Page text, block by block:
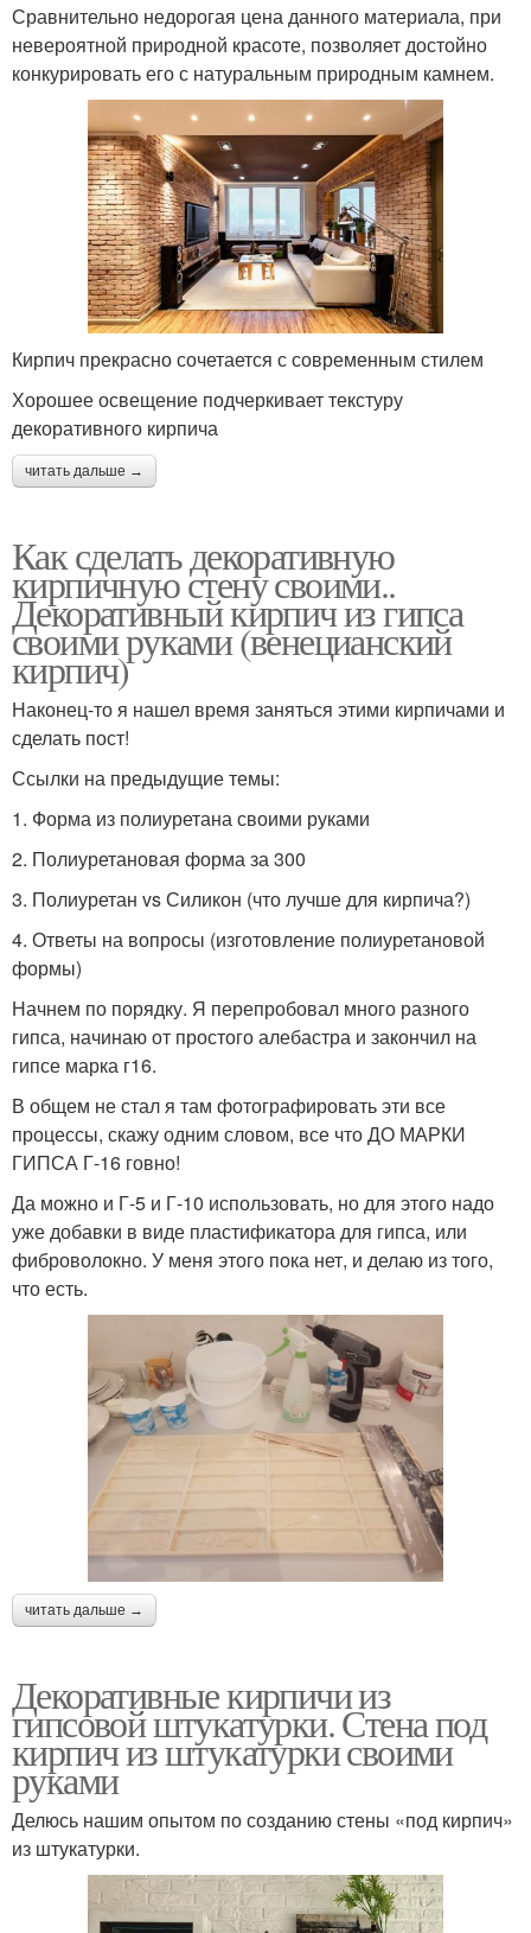
Сравнительно недорогая цена данного материала, при
невероятной природной красоте, позволяет достойно
конкурировать его с натуральным природным камнем.
Кирпич прекрасно сочетается с современным стилем
Хорошее освещение подчеркивает текстуру
декоративного кирпича
читать дальше →
Как сделать декоративную
кирпичную стену своими..
Декоративный кирпич из гипса
своими руками (венецианский
кирпич)
Наконец-то я нашел время заняться этими кирпичами и
сделать пост!
Ссылки на предыдущие темы:
1. Форма из полиуретана своими руками
2. Полиуретановая форма за 300
3. Полиуретан vs Силикон (что лучше для кирпича?)
4. Ответы на вопросы (изготовление полиуретановой
формы)
Начнем по порядку. Я перепробовал много разного
гипса, начинаю от простого алебастра и закончил на
гипсе марка г16.
В общем не стал я там фотографировать эти все
процессы, скажу одним словом, все что ДО МАРКИ
ГИПСА Г-16 говно!
Да можно и Г-5 и Г-10 использовать, но для этого надо
уже добавки в виде пластификатора для гипса, или
фиброволокно. У меня этого пока нет, и делаю из того,
что есть.
читать дальше →
Декоративные кирпичи из
гипсовой штукатурки. Стена под
кирпич из штукатурки своими
руками
Делюсь нашим опытом по созданию стены «под кирпич»
из штукатурки.